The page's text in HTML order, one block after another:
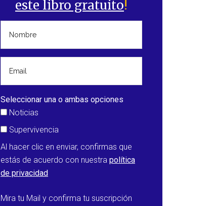
este libro gratuito!
Seleccionar una o ambas opciones
Noticias
Supervivencia
Al hacer clic en enviar, confirmas que
estás de acuerdo con nuestra política
de privacidad
Mira tu Mail y confirma tu suscripción